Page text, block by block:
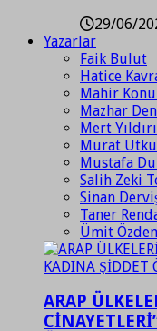
29/06/
Yazarlar
Faik Bulut
Hatice
Mahir
Mazhar
Mert
Murat
Mustafa
Salih Zeki
Sinan
Taner
Ümit
ARAP